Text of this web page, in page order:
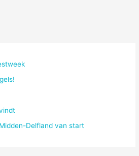
Delfland van start